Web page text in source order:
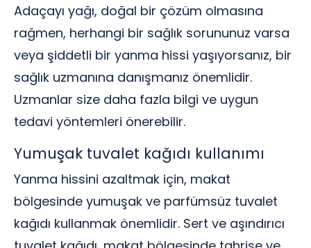
Adaçayı yağı, doğal bir çözüm olmasına
rağmen, herhangi bir sağlık sorununuz varsa
veya şiddetli bir yanma hissi yaşıyorsanız, bir
sağlık uzmanına danışmanız önemlidir.
Uzmanlar size daha fazla bilgi ve uygun
tedavi yöntemleri önerebilir.
Yumuşak tuvalet kağıdı kullanımı
Yanma hissini azaltmak için, makat
bölgesinde yumuşak ve parfümsüz tuvalet
kağıdı kullanmak önemlidir. Sert ve aşındırıcı